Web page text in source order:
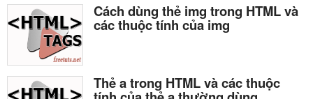
Cách dùng thẻ img trong HTML và
các thuộc tính của img
Thẻ a trong HTML và các thuộc